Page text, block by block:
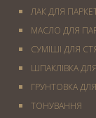
ЛАК ДЛЯ
МАСЛО ДЛЯ
СУМІШІ ДЛЯ
ШПАКЛІВКА
ГРУНТОВКА
ТОНУВАННЯ